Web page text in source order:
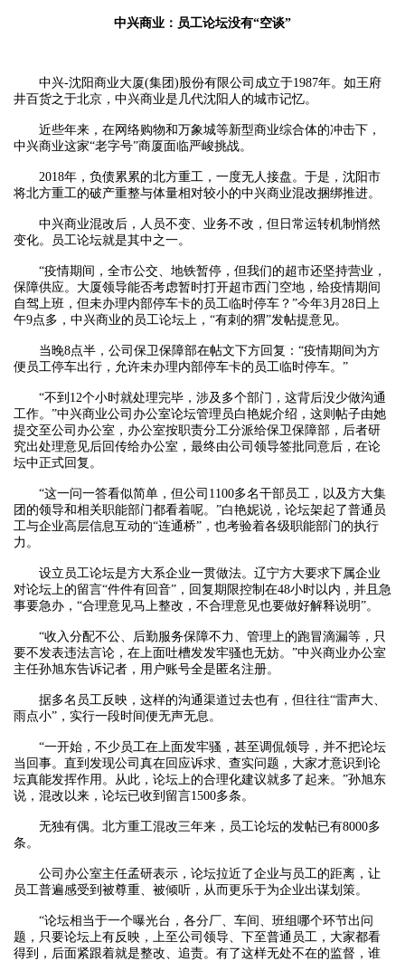
中兴商业：员工论坛没有“空谈”
中兴-沈阳商业大厦(集团)股份有限公司成立于1987年。如王府
井百货之于北京，中兴商业是几代沈阳人的城市记忆。
近些年来，在网络购物和万象城等新型商业综合体的冲击下，
中兴商业这家“老字号”商厦面临严峻挑战。
2018年，负债累累的北方重工，一度无人接盘。于是，沈阳市
将北方重工的破产重整与体量相对较小的中兴商业混改捆绑推进。
中兴商业混改后，人员不变、业务不改，但日常运转机制悄然
变化。员工论坛就是其中之一。
“疫情期间，全市公交、地铁暂停，但我们的超市还坚持营业，
保障供应。大厦领导能否考虑暂时打开超市西门空地，给疫情期间
自驾上班，但未办理内部停车卡的员工临时停车？”今年3月28日上
午9点多，中兴商业的员工论坛上，“有刺的猬”发帖提意见。
当晚8点半，公司保卫保障部在帖文下方回复：“疫情期间为方
便员工停车出行，允许未办理内部停车卡的员工临时停车。”
“不到12个小时就处理完毕，涉及多个部门，这背后没少做沟通
工作。”中兴商业公司办公室论坛管理员白艳妮介绍，这则帖子由她
提交至公司办公室，办公室按职责分工分派给保卫保障部，后者研
究出处理意见后回传给办公室，最终由公司领导签批同意后，在论
坛中正式回复。
“这一问一答看似简单，但公司1100多名干部员工，以及方大集
团的领导和相关职能部门都看着呢。”白艳妮说，论坛架起了普通员
工与企业高层信息互动的“连通桥”，也考验着各级职能部门的执行
力。
设立员工论坛是方大系企业一贯做法。辽宁方大要求下属企业
对论坛上的留言“件件有回音”，回复期限控制在48小时以内，并且急
事要急办，“合理意见马上整改，不合理意见也要做好解释说明”。
“收入分配不公、后勤服务保障不力、管理上的跑冒滴漏等，只
要不发表违法言论，在上面吐槽发发牢骚也无妨。”中兴商业办公室
主任孙旭东告诉记者，用户账号全是匿名注册。
据多名员工反映，这样的沟通渠道过去也有，但往往“雷声大、
雨点小”，实行一段时间便无声无息。
“一开始，不少员工在上面发牢骚，甚至调侃领导，并不把论坛
当回事。直到发现公司真在回应诉求、查实问题，大家才意识到论
坛真能发挥作用。从此，论坛上的合理化建议就多了起来。”孙旭东
说，混改以来，论坛已收到留言1500多条。
无独有偶。北方重工混改三年来，员工论坛的发帖已有8000多
条。
公司办公室主任孟研表示，论坛拉近了企业与员工的距离，让
员工普遍感受到被尊重、被倾听，从而更乐于为企业出谋划策。
“论坛相当于一个曝光台，各分厂、车间、班组哪个环节出问
题，只要论坛上有反映，上至公司领导、下至普通员工，大家都看
得到，后面紧跟着就是整改、追责。有了这样无处不在的监督，谁